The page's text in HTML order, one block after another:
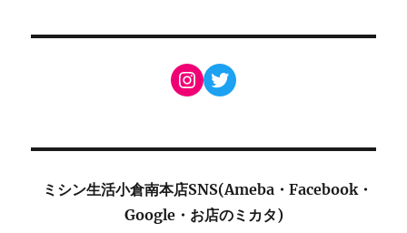
Instagram
Twitter
ミシン生活小倉南本店SNS(Ameba・Facebook・
Google・お店のミカタ)